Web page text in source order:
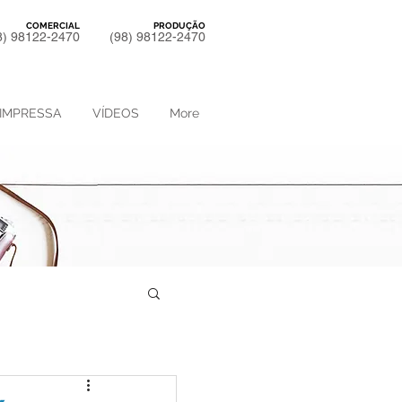
COMERCIAL
98122-2470
PRODUÇÃO
(98) 98122-2470
VÍDEOS More